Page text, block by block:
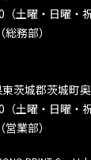
土曜・日曜・
務部）
茨城郡茨城町
土曜・日曜・
業部）